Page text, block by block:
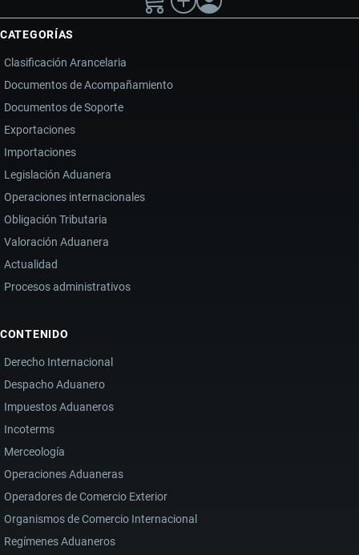
CATEGORÍAS
Clasificación Arancelaria
Documentos de Acompañamiento
Documentos de Soporte
Exportaciones
Importaciones
Legislación Aduanera
Operaciones internacionales
Obligación Tributaria
Valoración Aduanera
Actualidad
Procesos administrativos
CONTENIDO
Derecho Internacional
Despacho Aduanero
Impuestos Aduaneros
Incoterms
Merceología
Operaciones Aduaneras
Operadores de Comercio Exterior
Organismos de Comercio Internacional
Regímenes Aduaneros